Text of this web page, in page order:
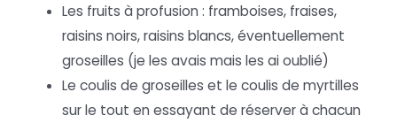
Les fruits à profusion : framboises, fraises,
raisins noirs, raisins blancs, éventuellement
groseilles (je les avais mais les ai oublié)
Le coulis de groseilles et le coulis de myrtilles
sur le tout en essayant de réserver à chacun